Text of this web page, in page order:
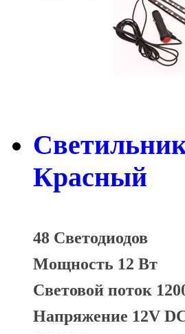
Красный
48 Светодиодов
Мощность 12 Вт
Световой поток
Напряжение 12V